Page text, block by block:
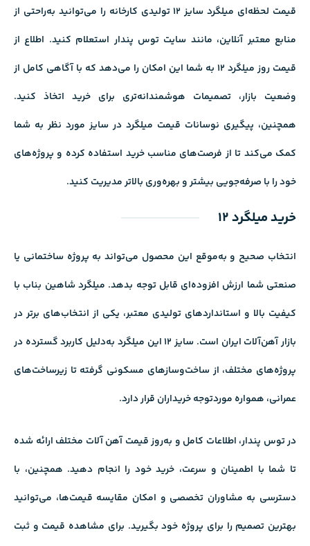
قیمت لحظه‌ای میلگرد سایز 12 تولیدی کارخانه را می‌توانید به‌راحتی از
منابع معتبر آنلاین، مانند سایت توس پندار استعلام کنید. اطلاع از
قیمت روز میلگرد 12 به شما این امکان را می‌دهد که با آگاهی کامل از
وضعیت بازار، تصمیمات هوشمندانه‌تری برای خرید اتخاذ کنید.
همچنین، پیگیری نوسانات قیمت میلگرد در سایز مورد نظر به شما
کمک می‌کند تا از فرصت‌های مناسب خرید استفاده کرده و پروژه‌های
خود را با صرفه‌جویی بیشتر و بهره‌وری بالاتر مدیریت کنید.
خرید میلگرد 12
انتخاب صحیح و به‌موقع این محصول می‌تواند به پروژه ساختمانی یا
صنعتی شما ارزش افزوده‌ای قابل توجه بدهد. میلگرد شاهین بناب با
کیفیت بالا و استانداردهای تولیدی معتبر، یکی از انتخاب‌های برتر در
بازار آهن‌آلات ایران است. سایز 12 این میلگرد به‌دلیل کاربرد گسترده در
پروژه‌های مختلف، از ساخت‌وسازهای مسکونی گرفته تا زیرساخت‌های
عمرانی، همواره موردتوجه خریداران قرار دارد.
در توس پندار، اطلاعات کامل و به‌روزقیمت آهن آلات مختلف ارائه شده
تا شما با اطمینان و سرعت، خرید خود را انجام دهید. همچنین، با
دسترسی به مشاوران تخصصی و امکان مقایسه قیمت‌ها، می‌توانید
بهترین تصمیم را برای پروژه خود بگیرید. برای مشاهده قیمت و ثبت